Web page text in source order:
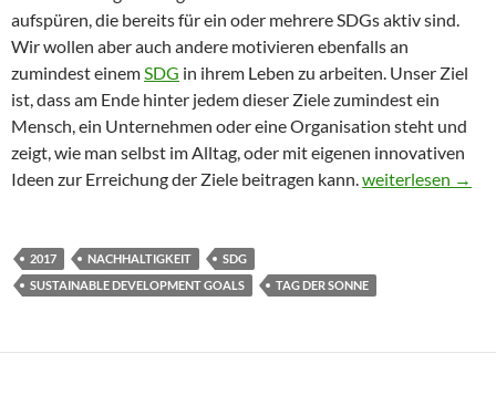
aufspüren, die bereits für ein oder mehrere SDGs aktiv sind.
Wir wollen aber auch andere motivieren ebenfalls an
zumindest einemSDG in ihrem Leben zu arbeiten. Unser Ziel
ist, dass am Ende hinter jedem dieser Ziele zumindest ein
Mensch, ein Unternehmen oder eine Organisation steht und
zeigt, wie man selbst im Alltag, oder mit eigenen innovativen
Ideen zur Erreichung der Ziele beitragen kann.SDG17 in
weiterlesen →
2017 NACHHALTIGKEIT
SDG
SUSTAINABLE DEVELOPMENT GOALS
TAG DER SONNE